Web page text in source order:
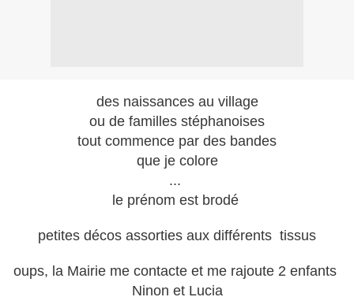
des naissances au village
ou de familles stéphanoises
tout commence par des bandes
que je colore
...
le prénom est brodé
petites décos assorties aux différents tissus
oups, la Mairie me contacte et me rajoute 2 enfants
Ninon et Lucia